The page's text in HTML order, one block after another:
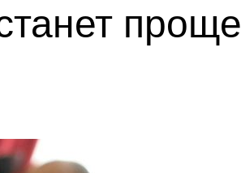
проще